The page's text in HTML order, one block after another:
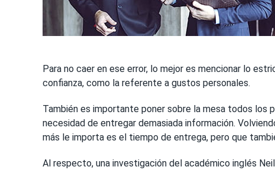
Para no caer en ese error, lo mejor es mencionar lo
confianza, como la referente a gustos personales.
También es importante poner sobre la mesa todos los
necesidad de entregar demasiada información.
más le importa es el tiempo de entrega, pero que
Al respecto, una investigación del académico inglés